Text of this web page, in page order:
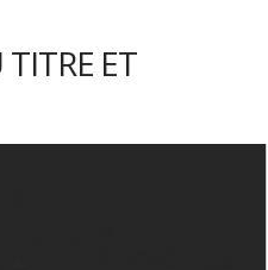
ET